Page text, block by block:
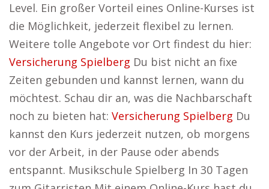
Level. Ein großer Vorteil eines Online-Kurses ist
die Möglichkeit, jederzeit flexibel zu lernen.
Weitere tolle Angebote vor Ort findest du hier:
Versicherung Spielberg Du bist nicht an fixe
Zeiten gebunden und kannst lernen, wann du
möchtest. Schau dir an, was die Nachbarschaft
noch zu bieten hat: Versicherung Spielberg Du
kannst den Kurs jederzeit nutzen, ob morgens
vor der Arbeit, in der Pause oder abends
entspannt. Musikschule Spielberg In 30 Tagen